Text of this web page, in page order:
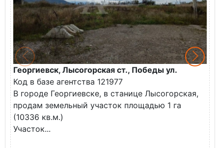
Георгиевск, Лысогорская ст., Победы ул.
Код в базе агентства 121977
В городе Георгиевске, в станице Лысогорская,
продам земельный участок площадью 1 га
(10336 кв.м.)
Участок...